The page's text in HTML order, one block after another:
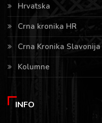
Hrvatska
Crna kronika HR
Crna Kronika Slavonija
Kolumne
INFO